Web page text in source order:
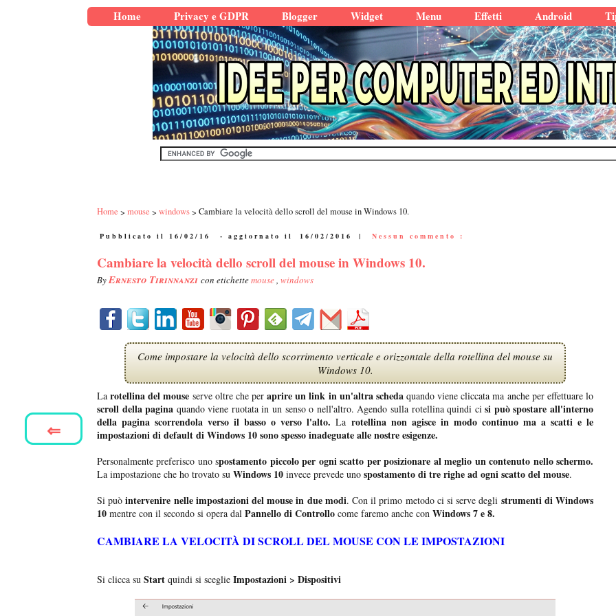
Home Privacy e GDPR Blogger Widget Menu Effetti Android
Home mouse windows Cambiare la velocità dello scroll del mouse in Windows 10.
Pubblicato il 16/02/16 - aggiornato il 16/02/2016 | Nessun commento :
Cambiare la velocità dello scroll del mouse in Windows 10.
ByErnesto Tirinnanzi con etichettemouse, windows
Come impostare la velocità dello scorrimento verticale e orizzontale della rotellina del mouse su
Windows 10.
Larotellina del mouse serve oltre che per aprire un link in un'altra schedaquando viene cliccata ma anche per effettuare lo
scroll della pagina quando viene ruotata in un senso o nell'altro. Agendo sulla rotellina quindi cisi può spostare all'interno
della pagina scorrendola verso il basso o verso l'alto. La rotellina non agisce in modo continuo ma a scatti e le
impostazioni di default di Windows 10 sono spesso inadeguate alle nostre esigenze.
Personalmente preferisco uno spostamento piccolo per ogni scatto per posizionare al meglio un contenuto nello schermo.
La impostazione che ho trovato su Windows 10 invece prevede uno spostamento di tre righe ad ogni scatto del mouse.
Si puòintervenire nelle impostazioni del mouse in due modi. Con il primo metodo ci si serve degli strumenti di Windows
10 mentre con il secondo si opera dal Pannello di Controllo come faremo anche con Windows 7 e 8.
CAMBIARE LA VELOCITÀ DI SCROLL DEL MOUSE CON LE IMPOSTAZIONI
Si clicca su Start quindi si sceglie Impostazioni > Dispositivi
⇐